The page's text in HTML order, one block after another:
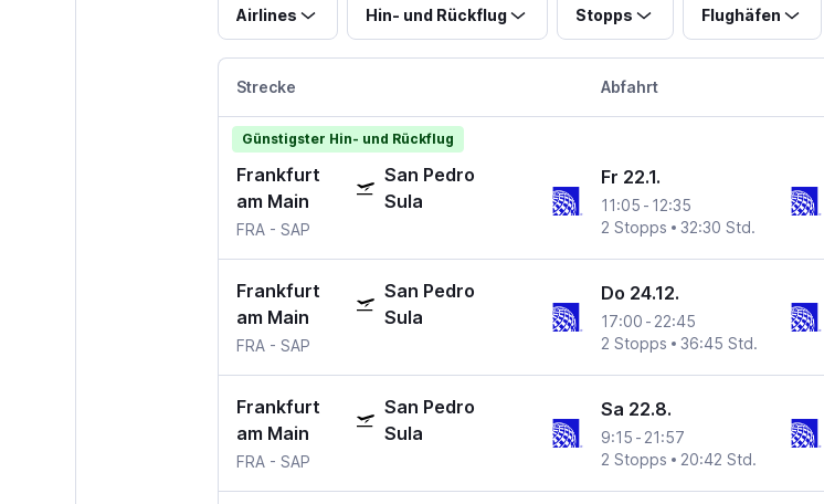
Airlines Hin- und Rückflug Stopps Flughäfen
Strecke Abfahrt
Günstigster Hin- und Rückflug
Frankfurt
am Main
San Pedro
Sula
FRA- SAP
Fr 22.1.
11:05 - 12:35
2 Stopps
32:30 Std.
Frankfurt
am Main
San Pedro
Sula
FRA- SAP
Do 24.12.
17:00 - 22:45
2 Stopps
36:45 Std.
Frankfurt
am Main
San Pedro
Sula
FRA- SAP
Sa 22.8.
9:15 - 21:57
2 Stopps
20:42 Std.